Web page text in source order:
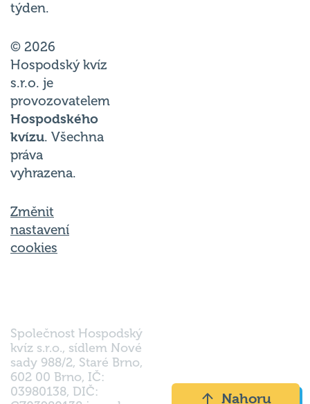
týden.
© 2026
Hospodský kvíz
s.r.o. je
provozovatelem
Hospodského
kvízu. Všechna
práva
vyhrazena.
Změnit
nastavení
cookies
Společnost Hospodský
kvíz s.r.o., sídlem Nové
sady 988/2, Staré Brno,
602 00 Brno, IČ:
03980138, DIČ:
Nahoru